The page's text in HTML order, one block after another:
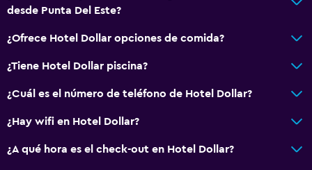
desde Punta Del Este?
¿Ofrece Hotel Dollar opciones de comida?
¿Tiene Hotel Dollar piscina?
¿Cuál es el número de teléfono de Hotel Dollar?
¿Hay wifi en Hotel Dollar?
¿A qué hora es el check-out en Hotel Dollar?